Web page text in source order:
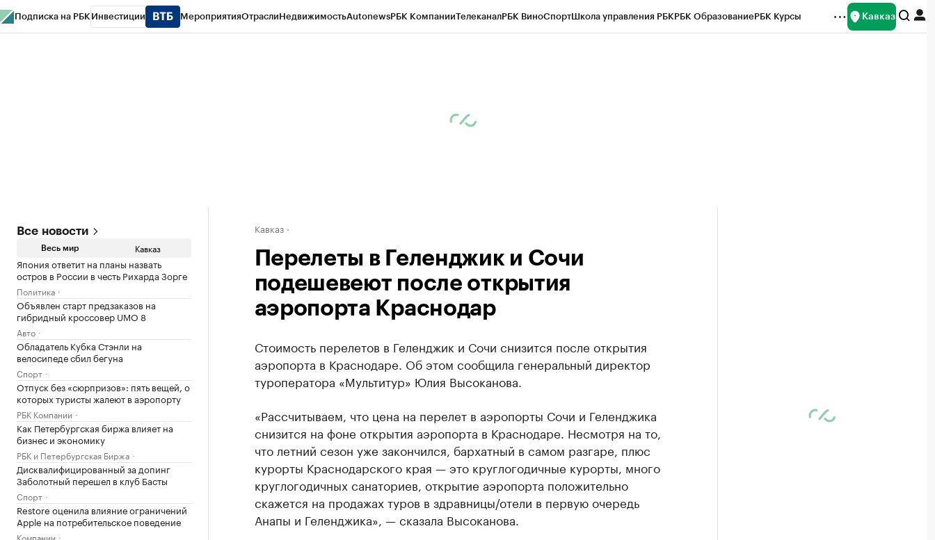
Подписка на РБК Инвестиции МероприятияОтраслиНедвижимостьAutonewsРБК КомпанииТелеканалРБК ВиноСпортШкола управления РБКРБК ОбразованиеРБК Курсы Кавказ
Все новости
Весь мир Кавказ
Япония ответит на планы назвать
остров в России в честь Рихарда Зорге
Политика
Объявлен старт предзаказов на
гибридный кроссовер UMO 8
Авто
Обладатель Кубка Стэнли на
велосипеде сбил бегуна
Спорт
Отпуск без «сюрпризов»: пять вещей, о
которых туристы жалеют в аэропорту
РБК Компании
Как Петербургская биржа влияет на
бизнес и экономику
РБК и Петербургская Биржа
Дисквалифицированный за допинг
Заболотный перешел в клуб Басты
Спорт
Restore оценила влияние ограничений
Apple на потребительское поведение
Компании
Кавказ
Перелеты в Геленджик и Сочи
подешевеют после открытия
аэропорта Краснодар
Стоимость перелетов в Геленджик и Сочи снизится после открытия
аэропорта в Краснодаре. Об этом сообщила генеральный директор
туроператора «Мультитур» Юлия Высоканова.
«Рассчитываем, что цена на перелет в аэропорты Сочи и Геленджика
снизится на фоне открытия аэропорта в Краснодаре. Несмотря на то,
что летний сезон уже закончился, бархатный в самом разгаре, плюс
курорты Краснодарского края — это круглогодичные курорты, много
круглогодичных санаториев, открытие аэропорта положительно
скажется на продажах туров в здравницы/отели в первую очередь
Анапы и Геленджика», — сказала Высоканова.